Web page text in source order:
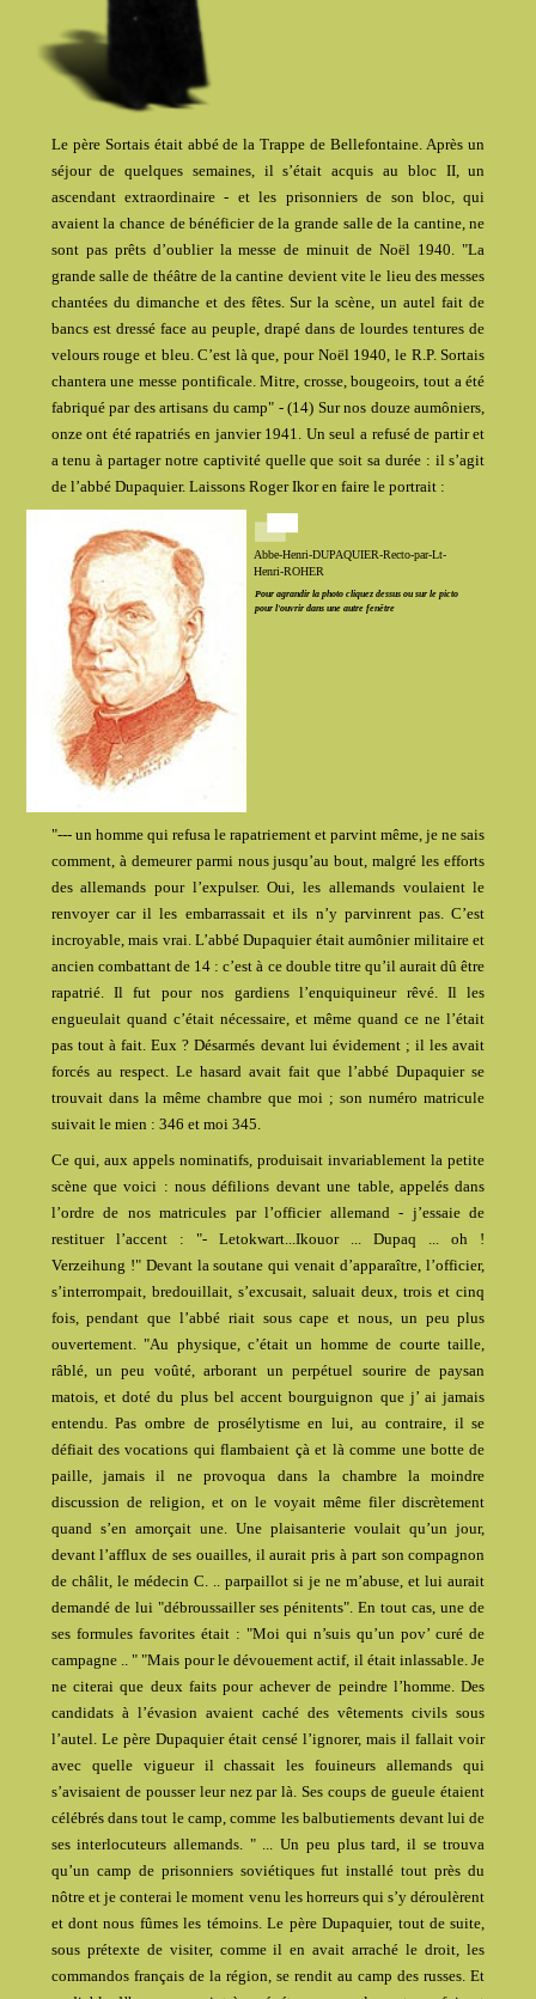
Le père Sortais était abbé de la Trappe de Bellefontaine. Après un
séjour de quelques semaines, il s’était acquis au bloc II, un
ascendant extraordinaire - et les prisonniers de son bloc, qui
avaient la chance de bénéficier de la grande salle de la cantine, ne
sont pas prêts d’oublier la messe de minuit de Noël 1940. "La
grande salle de théâtre de la cantine devient vite le lieu des messes
chantées du dimanche et des fêtes. Sur la scène, un autel fait de
bancs est dressé face au peuple, drapé dans de lourdes tentures de
velours rouge et bleu. C’est là que, pour Noël 1940, le R.P. Sortais
chantera une messe pontificale. Mitre, crosse, bougeoirs, tout a été
fabriqué par des artisans du camp" - (14) Sur nos douze aumôniers,
onze ont été rapatriés en janvier 1941. Un seul a refusé de partir et
a tenu à partager notre captivité quelle que soit sa durée : il s’agit
de l’abbé Dupaquier. Laissons Roger Ikor en faire le portrait :
Abbe-Henri-DUPAQUIER-Recto-par-Lt-
Henri-ROHER
Pour agrandir la photo cliquez dessus ou sur le picto
pour l'ouvrir dans une autre fenêtre
"--- un homme qui refusa le rapatriement et parvint même, je ne sais
comment, à demeurer parmi nous jusqu’au bout, malgré les efforts
des allemands pour l’expulser. Oui, les allemands voulaient le
renvoyer car il les embarrassait et ils n’y parvinrent pas. C’est
incroyable, mais vrai. L’abbé Dupaquier était aumônier militaire et
ancien combattant de 14 : c’est à ce double titre qu’il aurait dû être
rapatrié. Il fut pour nos gardiens l’enquiquineur rêvé. Il les
engueulait quand c’était nécessaire, et même quand ce ne l’était
pas tout à fait. Eux ? Désarmés devant lui évidement ; il les avait
forcés au respect. Le hasard avait fait que l’abbé Dupaquier se
trouvait dans la même chambre que moi ; son numéro matricule
suivait le mien : 346 et moi 345.
Ce qui, aux appels nominatifs, produisait invariablement la petite
scène que voici : nous défilions devant une table, appelés dans
l’ordre de nos matricules par l’officier allemand - j’essaie de
restituer l’accent : "- Letokwart...Ikouor ... Dupaq ... oh !
Verzeihung !" Devant la soutane qui venait d’apparaître, l’officier,
s’interrompait, bredouillait, s’excusait, saluait deux, trois et cinq
fois, pendant que l’abbé riait sous cape et nous, un peu plus
ouvertement. "Au physique, c’était un homme de courte taille,
râblé, un peu voûté, arborant un perpétuel sourire de paysan
matois, et doté du plus bel accent bourguignon que j’ ai jamais
entendu. Pas ombre de prosélytisme en lui, au contraire, il se
défiait des vocations qui flambaient çà et là comme une botte de
paille, jamais il ne provoqua dans la chambre la moindre
discussion de religion, et on le voyait même filer discrètement
quand s’en amorçait une. Une plaisanterie voulait qu’un jour,
devant l’afflux de ses ouailles, il aurait pris à part son compagnon
de châlit, le médecin C. .. parpaillot si je ne m’abuse, et lui aurait
demandé de lui "débroussailler ses pénitents". En tout cas, une de
ses formules favorites était : "Moi qui n’suis qu’un pov’ curé de
campagne .. " "Mais pour le dévouement actif, il était inlassable. Je
ne citerai que deux faits pour achever de peindre l’homme. Des
candidats à l’évasion avaient caché des vêtements civils sous
l’autel. Le père Dupaquier était censé l’ignorer, mais il fallait voir
avec quelle vigueur il chassait les fouineurs allemands qui
s’avisaient de pousser leur nez par là. Ses coups de gueule étaient
célébrés dans tout le camp, comme les balbutiements devant lui de
ses interlocuteurs allemands. " ... Un peu plus tard, il se trouva
qu’un camp de prisonniers soviétiques fut installé tout près du
nôtre et je conterai le moment venu les horreurs qui s’y déroulèrent
et dont nous fûmes les témoins. Le père Dupaquier, tout de suite,
sous prétexte de visiter, comme il en avait arraché le droit, les
commandos français de la région, se rendit au camp des russes. Et